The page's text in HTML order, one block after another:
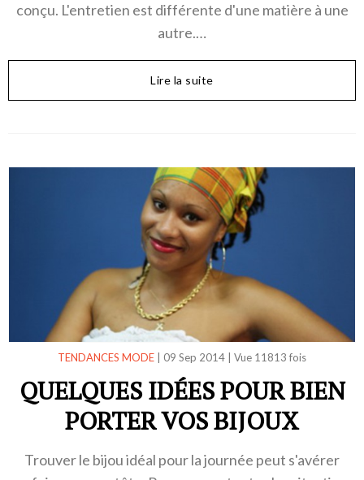
conçu. L'entretien est différente d'une matière à une
autre.…
Lire la suite
TENDANCES MODE 09 Sep 2014 Vue 11813 fois
QUELQUES IDÉES POUR BIEN
PORTER VOS BIJOUX
Trouver le bijou idéal pour la journée peut s'avérer